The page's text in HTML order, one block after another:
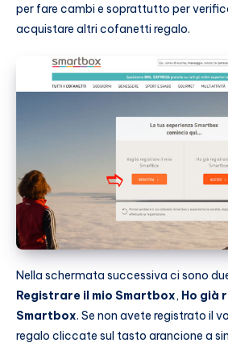
per fare cambi e soprattutto per
acquistare altri cofanetti regalo.
Nella schermata successiva ci sono
Registrare il mio Smartbox, Ho già
Smartbox. Se non avete registrato il
regalo cliccate sul tasto arancione a